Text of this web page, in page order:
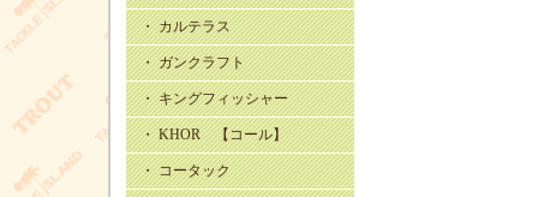
・ カルテラス
・ ガンクラフト
・ キングフィッシャー
・ KHOR 【コール】
・ コータック